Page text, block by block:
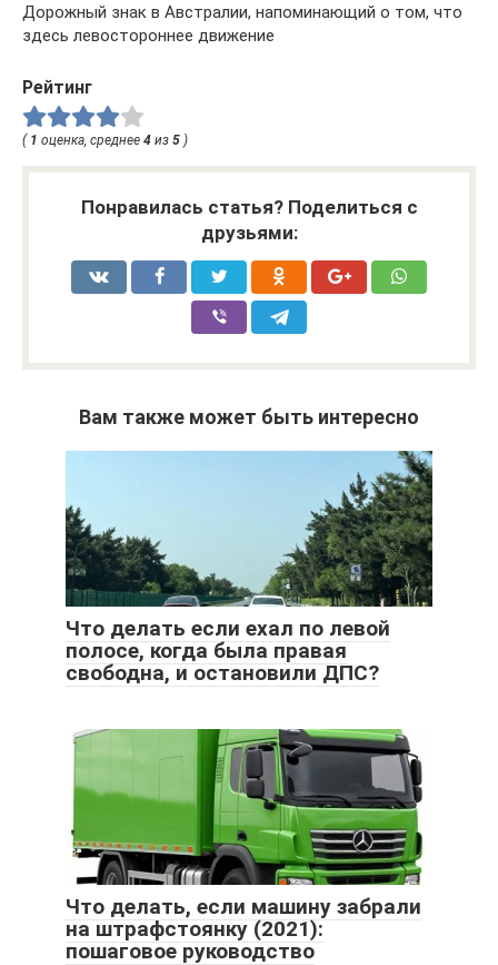
Дорожный знак в Австралии, напоминающий о том, что
здесь левостороннее движение
Рейтинг
( 1 оценка, среднее 4 из 5 )
Понравилась статья? Поделиться с
друзьями:
Вам также может быть интересно
Что делать если ехал по левой
полосе, когда была правая
свободна, и остановили ДПС?
Что делать, если машину забрали
на штрафстоянку (2021):
пошаговое руководство